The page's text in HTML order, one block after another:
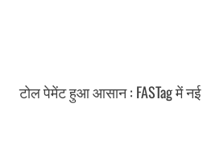
टोल पेमेंट हुआ आसान : FASTag में